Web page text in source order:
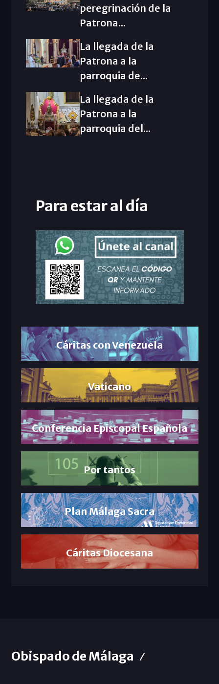
peregrinación de la
Patrona...
La llegada de la
Patrona a la
parroquia de...
La llegada de la
Patrona a la
parroquia del...
Para estar al día
Cáritas con Venezuela
Vaticano
Conferencia Episcopal Española
Por tantos
Plan Málaga Sacra
Cáritas Diocesana
Obispado de Málaga